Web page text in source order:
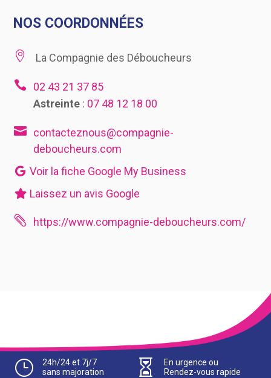
NOS COORDONNÉES
 La Compagnie des Déboucheurs

02 43 21 37 85
Astreinte: 07 48 12 18 00
 contacteznous@compagnie-
deboucheurs.com
Voir la fiche Google My Business
Laissez un avis Google
 https://www.compagnie-deboucheurs.com/
}
24h/24 et 7j/7
sans majoration

En urgence ou
Rendez-vous rapide